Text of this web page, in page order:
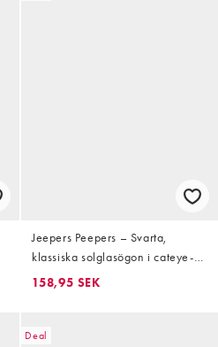
Jeepers Peepers – Svarta,
klassiska solglasögon i cateye-
modell med bruna glas
158,95 SEK
Deal